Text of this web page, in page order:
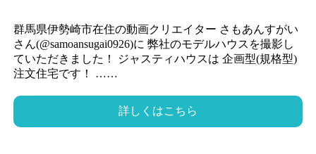
群馬県伊勢崎市在住の動画クリエイター さもあんすがい
さん(@samoansugai0926)に 弊社のモデルハウスを撮影し
ていただきました！ ジャスティハウスは 企画型(規格型)
注文住宅です！ ……
詳しくはこちら